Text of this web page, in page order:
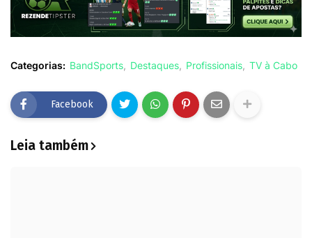
Categorias: BandSports Destaques Profissionais TV à Cabo
Facebook
Leia também